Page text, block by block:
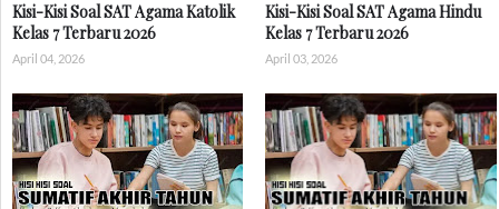
Kisi-Kisi Soal SAT Agama Katolik
Kelas 7 Terbaru 2026
April 04, 2026
Kisi-Kisi Soal SAT Agama Hindu
Kelas 7 Terbaru 2026
April 03, 2026